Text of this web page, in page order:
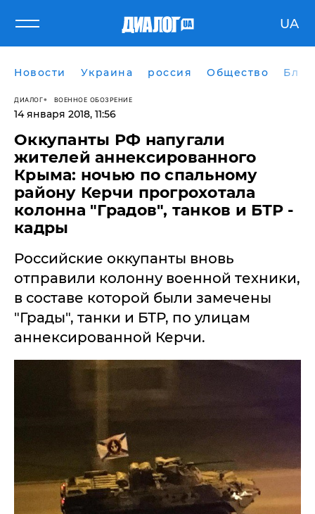
UA
Новости Украина россия Общество
ДИАЛОГ ВОЕННОЕ ОБОЗРЕНИЕ
14 января 2018, 11:56
Оккупанты РФ напугали
жителей аннексированного
Крыма: ночью по спальному
району Керчи прогрохотала
колонна "Градов", танков и БТР -
кадры
Российские оккупанты вновь
отправили колонну военной техники,
в составе которой были замечены
"Грады", танки и БТР, по улицам
аннексированной Керчи.